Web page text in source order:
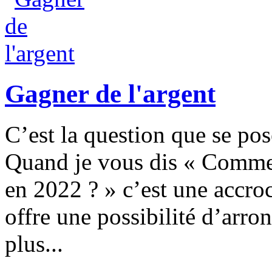
Gagner de l'argent
C’est la question que se
Quand je vous dis «
en 2022 ? » c’est une
offre une possibilité
plus...